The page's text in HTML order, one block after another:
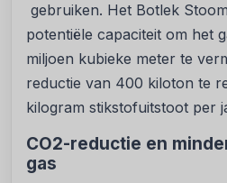
gebruiken. Het Botlek
potentiële capaciteit om het
miljoen kubieke meter te
reductie van 400 kiloton te
kilogram stikstofuitstoot per
CO2-reductie en
gas